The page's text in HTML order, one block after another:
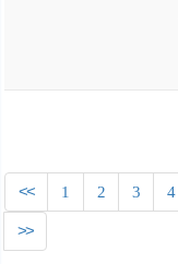
<< 1 2 3 4
>>